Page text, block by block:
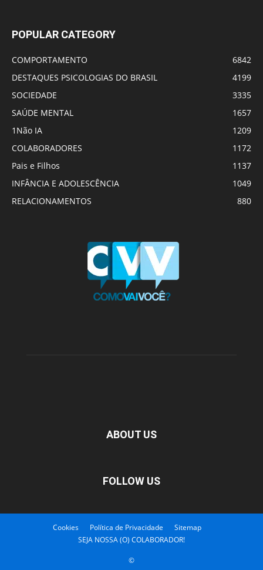
POPULAR CATEGORY
COMPORTAMENTO
6842
DESTAQUES PSICOLOGIAS DO BRASIL
4199
SOCIEDADE
3335
SAÚDE MENTAL
1657
1Não IA
1209
COLABORADORES
1172
Pais e Filhos
1137
INFÂNCIA E ADOLESCÊNCIA
1049
RELACIONAMENTOS
880
ABOUT US
FOLLOW US
Cookies Política de Privacidade
Sitemap
SEJA NOSSA (O) COLABORADOR!
©